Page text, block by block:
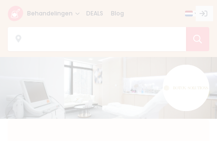
Behandelingen DEALS Blog